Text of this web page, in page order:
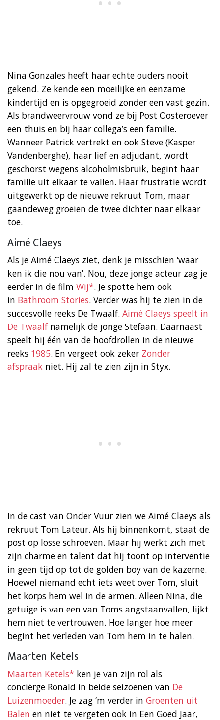
Nina Gonzales heeft haar echte ouders nooit
gekend. Ze kende een moeilijke en eenzame
kindertijd en is opgegroeid zonder een vast gezin.
Als brandweervrouw vond ze bij Post Oosteroever
een thuis en bij haar collega’s een familie.
Wanneer Patrick vertrekt en ook Steve (Kasper
Vandenberghe), haar lief en adjudant, wordt
geschorst wegens alcoholmisbruik, begint haar
familie uit elkaar te vallen. Haar frustratie wordt
uitgewerkt op de nieuwe rekruut Tom, maar
gaandeweg groeien de twee dichter naar elkaar
toe.
Aimé Claeys
Als je Aimé Claeys ziet, denk je misschien ‘waar
ken ik die nou van’. Nou, deze jonge acteur zag je
eerder in de film Wij*. Je spotte hem ook
in Bathroom Stories. Verder was hij te zien in de
succesvolle reeks De Twaalf. Aimé Claeys speelt in
De Twaalfnamelijk de jonge Stefaan. Daarnaast
speelt hij één van de hoofdrollen in de nieuwe
reeks 1985. En vergeet ook zeker Zonder
afspraak niet. Hij zal te zien zijn in Styx.
In de cast van Onder Vuur zien we Aimé Claeys als
rekruut Tom Lateur. Als hij binnenkomt, staat de
post op losse schroeven. Maar hij werkt zich met
zijn charme en talent dat hij toont op interventie
in geen tijd op tot de golden boy van de kazerne.
Hoewel niemand echt iets weet over Tom, sluit
het korps hem wel in de armen. Alleen Nina, die
getuige is van een van Toms angstaanvallen, lijkt
hem niet te vertrouwen. Hoe langer hoe meer
begint het verleden van Tom hem in te halen.
Maarten Ketels
Maarten Ketels* ken je van zijn rol als
conciërge Ronald in beide seizoenen van De
Luizenmoeder. Je zag ‘m verder in Groenten uit
Balen en niet te vergeten ook in Een Goed Jaar,